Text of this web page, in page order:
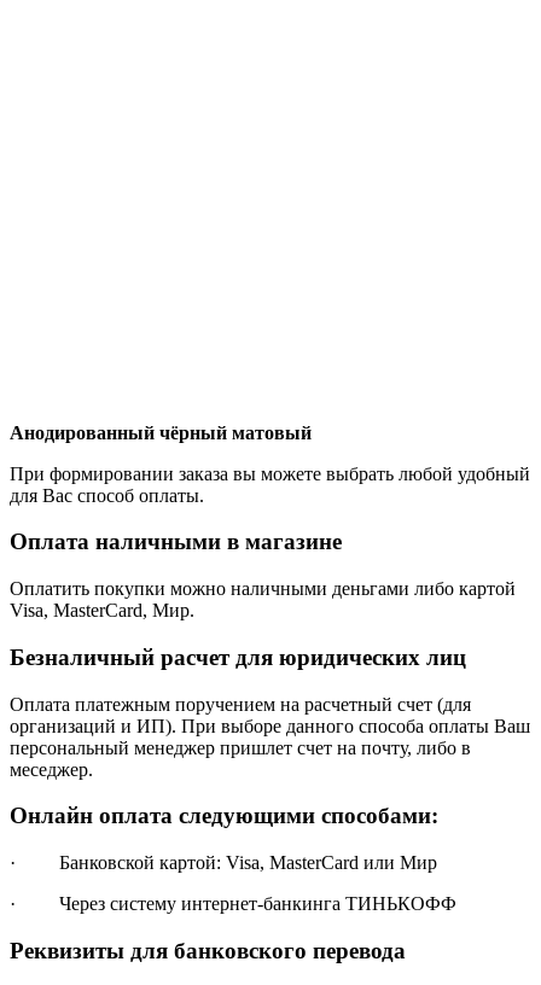
Анодированный чёрный матовый
При формировании заказа вы можете выбрать любой удобный
для Вас способ оплаты.
Оплата наличными в магазине
Оплатить покупки можно наличными деньгами либо картой
Visa, MasterCard, Мир.
Безналичный расчет для юридических лиц
Оплата платежным поручением на расчетный счет (для
организаций и ИП). При выборе данного способа оплаты Ваш
персональный менеджер пришлет счет на почту, либо в
меседжер.
Онлайн оплата следующими способами:
· Банковской картой: Visa, MasterCard или Мир
· Через систему интернет-банкинга ТИНЬКОФФ
Реквизиты для банковского перевода